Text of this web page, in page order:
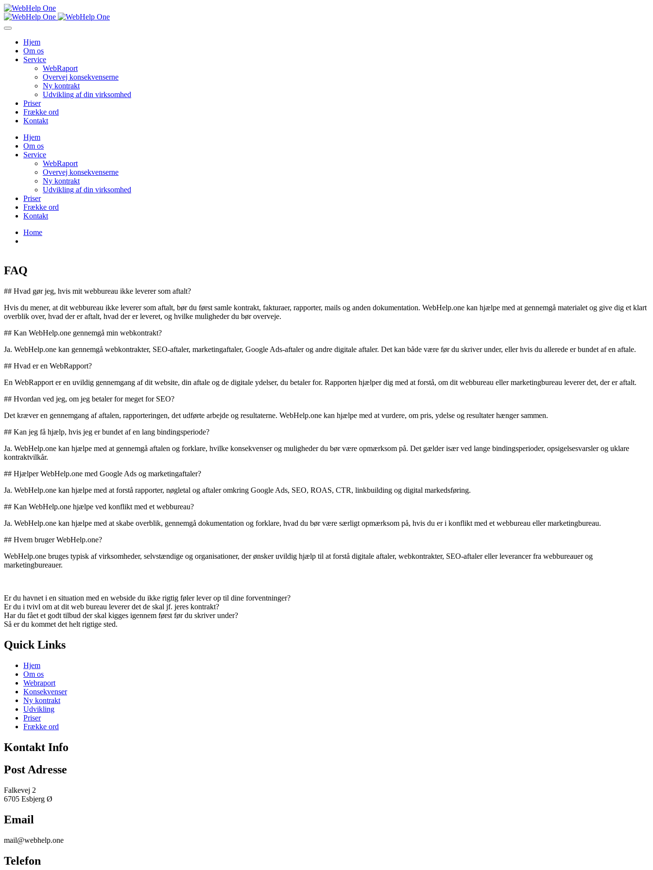
Hjem
Om os
Service
WebRaport
Overvej konsekvenserne
Ny kontrakt
Udvikling af din virksomhed
Priser
Frække ord
Kontakt
Hjem
Om os
Service
WebRaport
Overvej konsekvenserne
Ny kontrakt
Udvikling af din virksomhed
Priser
Frække ord
Kontakt
Home
FAQ
## Hvad gør jeg, hvis mit webbureau ikke leverer som aftalt?
Hvis du mener, at dit webbureau ikke leverer som aftalt, bør du først samle kontrakt, fakturaer, rapporter, mails og anden dokumentation. WebHelp.one kan hjælpe med at gennemgå materialet og give dig et klart
overblik over, hvad der er aftalt, hvad der er leveret, og hvilke muligheder du bør overveje.
## Kan WebHelp.one gennemgå min webkontrakt?
Ja. WebHelp.one kan gennemgå webkontrakter, SEO-aftaler, marketingaftaler, Google Ads-aftaler og andre digitale aftaler. Det kan både være før du skriver under, eller hvis du allerede er bundet af en aftale.
## Hvad er en WebRapport?
En WebRapport er en uvildig gennemgang af dit website, din aftale og de digitale ydelser, du betaler for. Rapporten hjælper dig med at forstå, om dit webbureau eller marketingbureau leverer det, der er aftalt.
## Hvordan ved jeg, om jeg betaler for meget for SEO?
Det kræver en gennemgang af aftalen, rapporteringen, det udførte arbejde og resultaterne. WebHelp.one kan hjælpe med at vurdere, om pris, ydelse og resultater hænger sammen.
## Kan jeg få hjælp, hvis jeg er bundet af en lang bindingsperiode?
Ja. WebHelp.one kan hjælpe med at gennemgå aftalen og forklare, hvilke konsekvenser og muligheder du bør være opmærksom på. Det gælder især ved lange bindingsperioder, opsigelsesvarsler og uklare
kontraktvilkår.
## Hjælper WebHelp.one med Google Ads og marketingaftaler?
Ja. WebHelp.one kan hjælpe med at forstå rapporter, nøgletal og aftaler omkring Google Ads, SEO, ROAS, CTR, linkbuilding og digital markedsføring.
## Kan WebHelp.one hjælpe ved konflikt med et webbureau?
Ja. WebHelp.one kan hjælpe med at skabe overblik, gennemgå dokumentation og forklare, hvad du bør være særligt opmærksom på, hvis du er i konflikt med et webbureau eller marketingbureau.
## Hvem bruger WebHelp.one?
WebHelp.one bruges typisk af virksomheder, selvstændige og organisationer, der ønsker uvildig hjælp til at forstå digitale aftaler, webkontrakter, SEO-aftaler eller leverancer fra webbureauer og
marketingbureauer.
Er du havnet i en situation med en webside du ikke rigtig føler lever op til dine forventninger?
Er du i tvivl om at dit web bureau leverer det de skal jf. jeres kontrakt?
Har du fået et godt tilbud der skal kigges igennem først før du skriver under?
Så er du kommet det helt rigtige sted.
Quick Links
Hjem
Om os
Webraport
Konsekvenser
Ny kontrakt
Udvikling
Priser
Frække ord
Kontakt Info
Post Adresse
Falkevej 2
6705 Esbjerg Ø
Email
mail@webhelp.one
Telefon